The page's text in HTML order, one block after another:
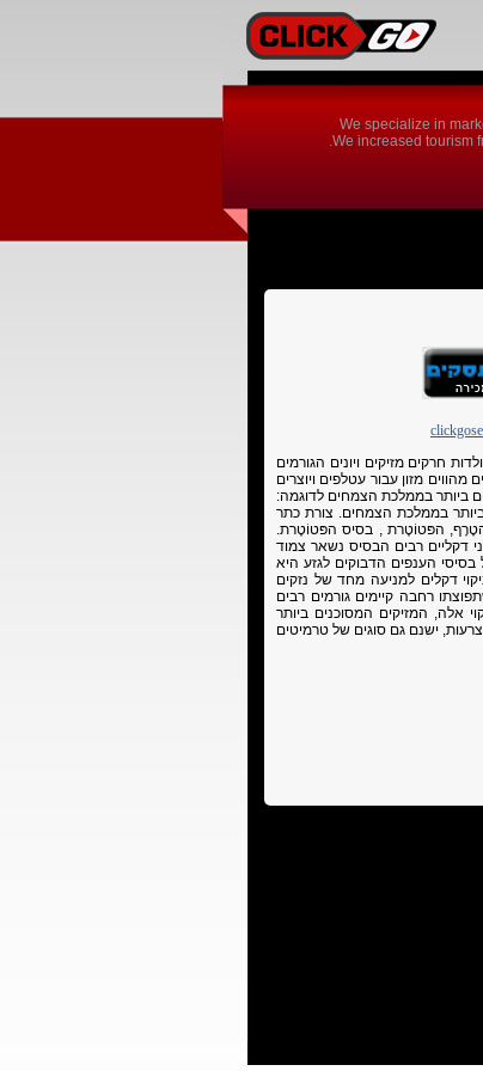
We specialize in
We increased tourism
חרקים מזיקים ויונים הגורמים
מהווים מזון עבור עטלפים ויוצרים
ביותר בממלכת הצמחים לדוגמה:
של 25 מ', העלים הארוכים ביותר בממלכת הצמחים. צורת כתר
הפּטוֹטֶרת , בסיס הפּטוֹטֶרת.
דקליים רבים הבסיס נשאר צמוד
הענפים הדבוקים לגזע היא
דקלים למניעה מחד של נזקים
רחבה קיימים גורמים רבים
אלה, המזיקים המסוכנים ביותר
ישנם גם סוגים של טרמיטים